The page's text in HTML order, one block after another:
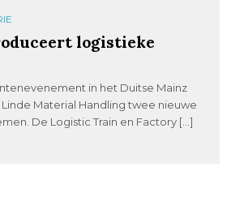
logistieke
in het Duitse Mainz
Material Handling twee nieuwe
De Logistic Train en Factory […]